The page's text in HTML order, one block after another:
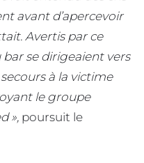
avant d’apercevoir
Avertis par ce
se dirigeaient vers
à la victime
le groupe
», poursuit le